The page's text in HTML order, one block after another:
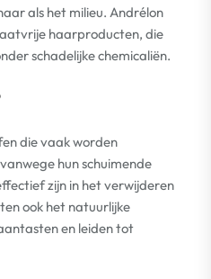
als het milieu. Andrélon
haarproducten, die
schadelijke chemicaliën.
die vaak worden
hun schuimende
zijn in het verwijderen
ook het natuurlijke
en leiden tot